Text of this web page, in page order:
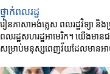
ថ្នាក់ពលរដ្ឋ
រៀនភាសាអង់គ្លេស ពលរដ្ឋវិទ្យា និង
ពលរដ្ឋសហរដ្ឋអាមេរិក។ យើងមាន
សម្រាប់មនុស្សពេញវ័យដែលមានអា